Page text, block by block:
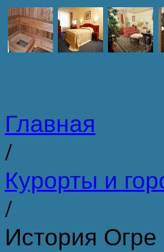
Главная
/
Курорты и
/
История Огре